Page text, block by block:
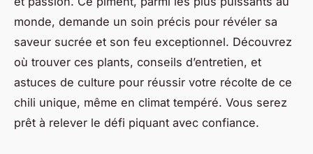
monde, demande un soin précis pour révéler sa
saveur sucrée et son feu exceptionnel. Découvrez
où trouver ces plants, conseils d’entretien, et
astuces de culture pour réussir votre récolte de ce
chili unique, même en climat tempéré. Vous serez
prêt à relever le défi piquant avec confiance.